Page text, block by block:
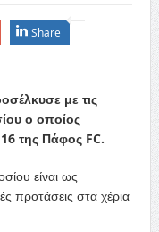
Share
με τις
ο οποίος
της Πάφος FC.
είναι ως
προτάσεις στα χέρια